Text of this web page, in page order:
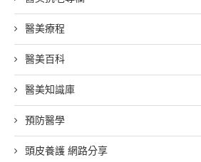
醫美療程
醫美百科
醫美知識庫
預防醫學
頭皮養護 網路分享